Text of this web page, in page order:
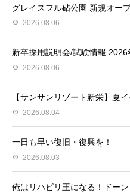
グレイスフル砧公園 新規オー
2026.08.06
新卒採用説明会/試験情報 2026
2026.08.06
【サンサンリゾート新栄】夏
2026.08.04
一日も早い復旧・復興を！
2026.08.03
俺はリハビリ王になる！ドーン